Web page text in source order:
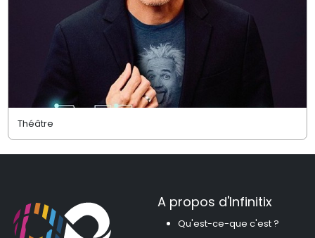
Théâtre
A propos d'Infinitix
Qu'est-ce-que c'est ?